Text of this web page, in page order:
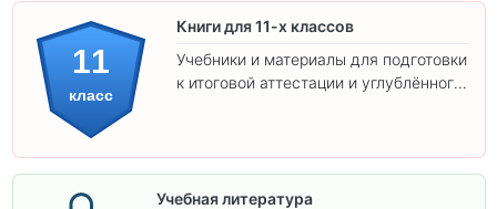
11
класс
Книги для 11-х классов
Учебники и материалы для подготовки
к итоговой аттестации и углублённого
Учебная литература